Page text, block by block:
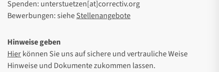
Spenden: unterstuetzen[at]correctiv.org
Bewerbungen: sieheStellenangebote
Hinweise geben
Hierkönnen Sie uns auf sichere und vertrauliche Weise
Hinweise und Dokumente zukommen lassen.